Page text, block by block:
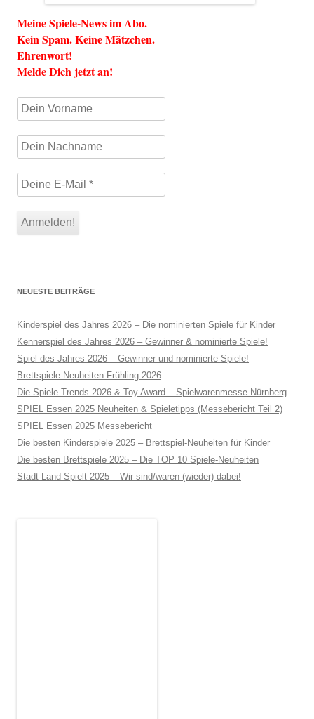
Meine Spiele-News im Abo.
Kein Spam. Keine Mätzchen.
Ehrenwort!
Melde Dich jetzt an!
NEUESTE BEITRÄGE
Kinderspiel des Jahres 2026 – Die nominierten Spiele für Kinder
Kennerspiel des Jahres 2026 – Gewinner & nominierte Spiele!
Spiel des Jahres 2026 – Gewinner und nominierte Spiele!
Brettspiele-Neuheiten Frühling 2026
Die Spiele Trends 2026 & Toy Award – Spielwarenmesse Nürnberg
SPIEL Essen 2025 Neuheiten & Spieletipps (Messebericht Teil 2)
SPIEL Essen 2025 Messebericht
Die besten Kinderspiele 2025 – Brettspiel-Neuheiten für Kinder
Die besten Brettspiele 2025 – Die TOP 10 Spiele-Neuheiten
Stadt-Land-Spielt 2025 – Wir sind/waren (wieder) dabei!